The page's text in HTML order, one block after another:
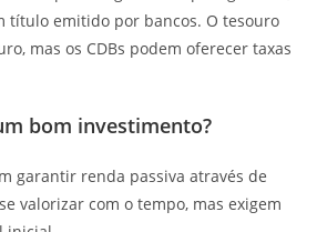
título emitido por bancos. O tesouro
mas os CDBs podem oferecer taxas
bom investimento?
garantir renda passiva através de
valorizar com o tempo, mas exigem